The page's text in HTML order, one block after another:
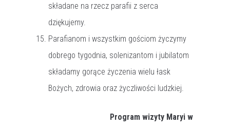
składane na rzecz parafii z serca
dziękujemy.
Parafianom i wszystkim gościom życzymy
dobrego tygodnia, solenizantom i jubilatom
składamy gorące życzenia wielu łask
Bożych, zdrowia oraz życzliwości ludzkiej.
Program wizyty Maryi w